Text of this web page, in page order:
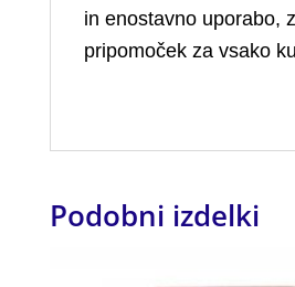
in enostavno uporabo,
pripomoček za vsako
Podobni izdelki